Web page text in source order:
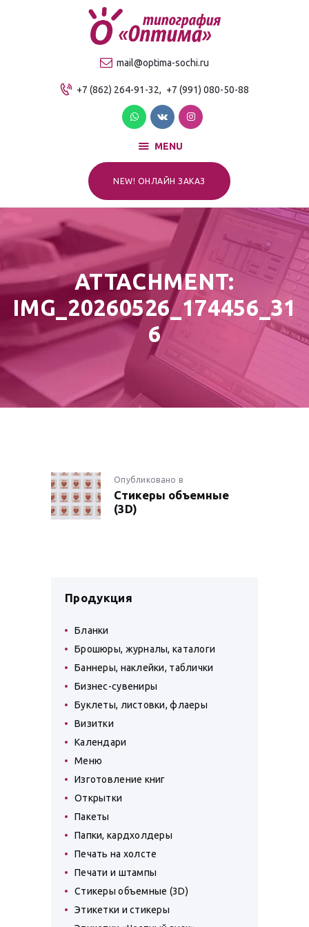
mail@optima-sochi.ru
+7 (862) 264-91-32, +7 (991) 080-50-88
MENU
NEW! ОНЛАЙН ЗАКАЗ
ATTACHMENT:
IMG_20260526_174456_31
6
Качественная типография в Сочи
О компании
Продукция
Услуги
Прайс-лист
Для клиентов
НАВИГАЦИЯ
ПО
Опубликовано вПредыдущая
запись:
Стикеры объемные
(3D)
Продукция
Бланки
Брошюры, журналы, каталоги
Баннеры, наклейки, таблички
Бизнес-сувениры
Буклеты, листовки, флаеры
Визитки
Календари
Меню
Изготовление книг
Открытки
Пакеты
Папки, кардхолдеры
Печать на холсте
Печати и штампы
Стикеры объемные (3D)
Этикетки и стикеры